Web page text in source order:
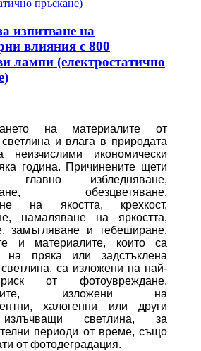
изпитване на
влияния с 800
лампи (електростатично
на материалите от
и влага в природата
неизчислими икономически
година. Причинените щети
главно избледняване,
обезцветяване,
на якостта, крехкост,
намаляване на яркостта,
замъгляване и тебеширане.
и материалите, които са
на пряка или задстъклена
са изложени на най-
от фотоувреждане.
изложени на
халогенни или други
светлина, за
периоди от време, също
от фотодеградация.